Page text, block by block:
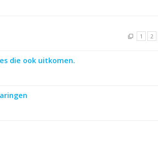
1 2
die ook uitkomen.